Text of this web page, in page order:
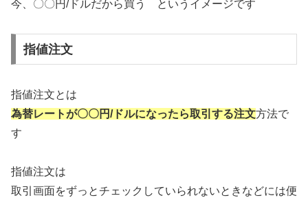
今、〇〇円/ドルだから買う というイメージです
指値注文
指値注文とは
為替レートが〇〇円/ドルになったら取引する注文方法で
す
指値注文は
取引画面をずっとチェックしていられないときなどには便